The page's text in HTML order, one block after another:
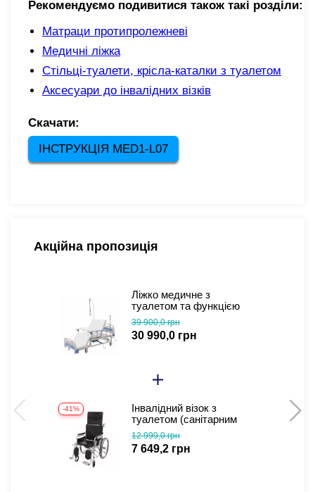
Рекомендуємо подивитися також такі розділи:
Матраци протипролежневі
Медичні ліжка
Стільці-туалети, крісла-каталки з туалетом
Аксесуари до інвалідних візків
Скачати:
ІНСТРУКЦІЯ MED1-L07
Акційна пропозиція
Ліжко медичне з
туалетом та функцією
бокового перевороту для
тяжкохворих (відеоогляд)
39 900,0 грн
30 990,0 грн
-41%
Інвалідний візок з
туалетом (санітарним
обладнанням) Гертруда
12 999,0 грн
7 649,2 грн